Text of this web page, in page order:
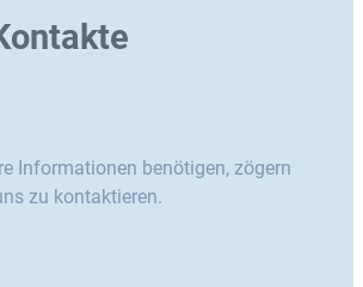
Informationen benötigen, zögern
zu kontaktieren.